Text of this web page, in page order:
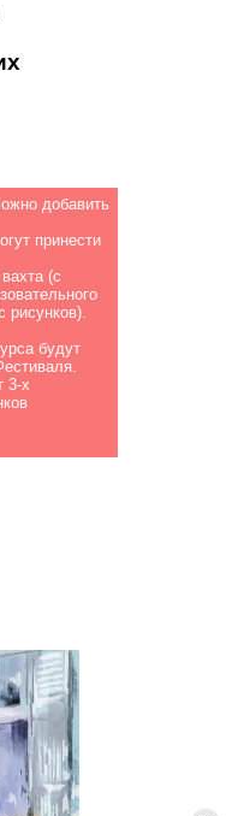
добавить
принести
(с
рисунков).
будут
3-х